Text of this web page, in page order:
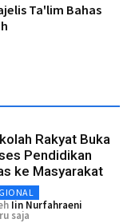
Ta'lim Bahas
Rakyat Buka
Pendidikan
ke Masyarakat
Iin Nurfahraeni
saja